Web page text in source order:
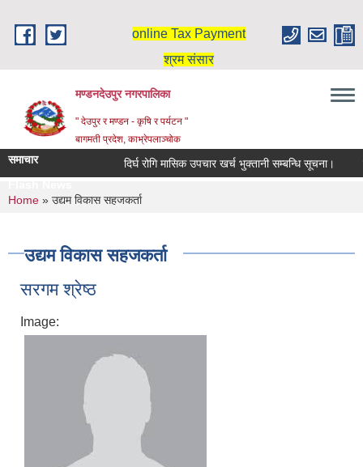
online Tax Payment
श्रम संसार
मण्डनदेउपुर नगरपालिका
" देउपुर र मण्डन - कृषि र पर्यटन "
बागमती प्रदेश, काभ्रेपलाञ्चोक
समाचार दिर्घ रोगि मासिक उपचार खर्च भुक्तानी सम्बन्धि सूचना।
You are here
Home » उद्यम विकास सहजकर्ता
उद्यम विकास सहजकर्ता
सरगम श्रेष्ठ
Image: